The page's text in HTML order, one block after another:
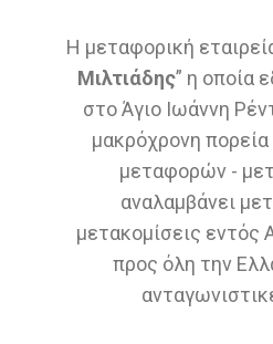
Η μεταφορική
Μιλτιάδης” η οποία
στο Άγιο Ιωάννη
μακρόχρονη
μεταφορών -
αναλαμβάνει
μετακομίσεις εντός
προς όλη την